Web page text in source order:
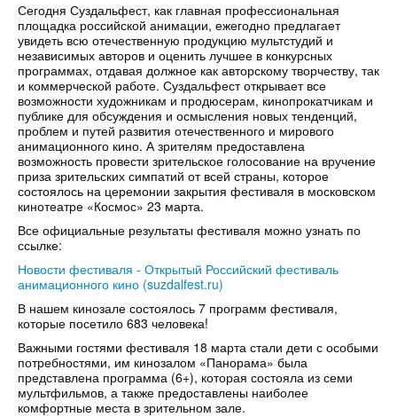
Сегодня Суздальфест, как главная профессиональная
площадка российской анимации, ежегодно предлагает
увидеть всю отечественную продукцию мультстудий и
независимых авторов и оценить лучшее в конкурсных
программах, отдавая должное как авторскому творчеству, так
и коммерческой работе. Суздальфест открывает все
возможности художникам и продюсерам, кинопрокатчикам и
публике для обсуждения и осмысления новых тенденций,
проблем и путей развития отечественного и мирового
анимационного кино. А зрителям предоставлена
возможность провести зрительское голосование на вручение
приза зрительских симпатий от всей страны, которое
состоялось на церемонии закрытия фестиваля в московском
кинотеатре «Космос» 23 марта.
Все официальные результаты фестиваля можно узнать по
ссылке:
Новости фестиваля - Открытый Российский фестиваль
анимационного кино (suzdalfest.ru)
В нашем кинозале состоялось 7 программ фестиваля,
которые посетило 683 человека!
Важными гостями фестиваля 18 марта стали дети с особыми
потребностями, им кинозалом «Панорама» была
представлена программа (6+), которая состояла из семи
мультфильмов, а также предоставлены наиболее
комфортные места в зрительном зале.